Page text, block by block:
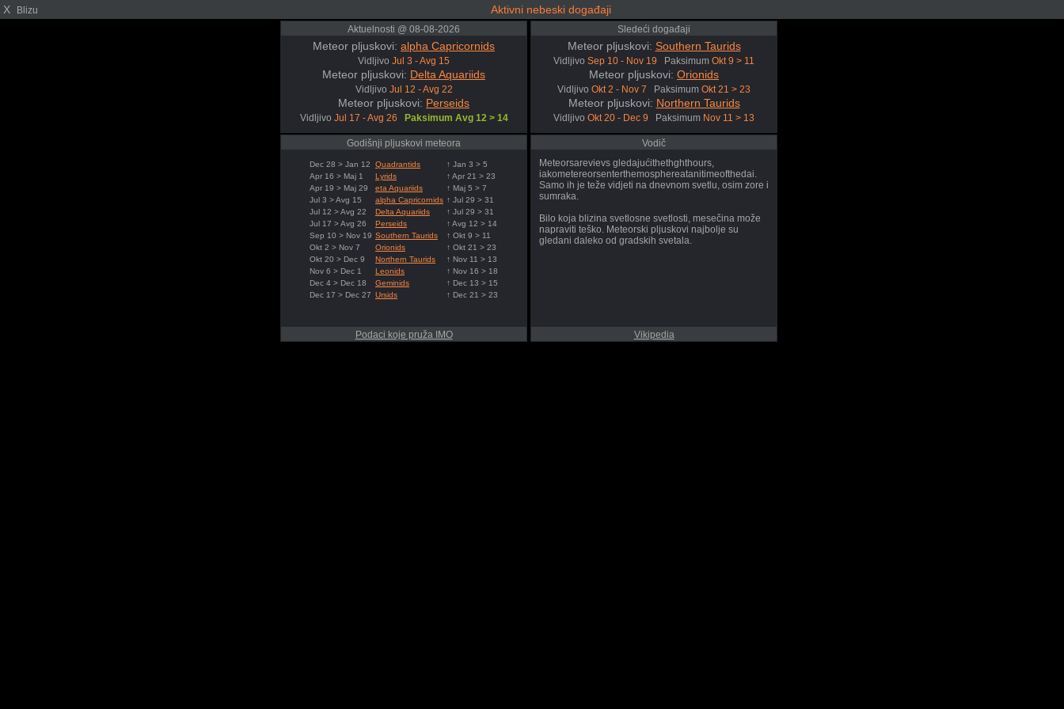
X Blizu Aktivni nebeski događaji
Aktuelnosti @ 08-08-2026
Meteor pljuskovi: alpha Capricornids
Vidljivo Jul 3 - Avg 15
Meteor pljuskovi: Delta Aquariids
Vidljivo Jul 12 - Avg 22
Meteor pljuskovi: Perseids
Vidljivo Jul 17 - Avg 26 Paksimum Avg 12 > 14
Sledeći događaji
Meteor pljuskovi: Southern Taurids
Vidljivo Sep 10 - Nov 19 Paksimum Okt 9 > 11
Meteor pljuskovi: Orionids
Vidljivo Okt 2 - Nov 7 Paksimum Okt 21 > 23
Meteor pljuskovi: Northern Taurids
Vidljivo Okt 20 - Dec 9 Paksimum Nov 11 > 13
Godišnji pljuskovi meteora
Dec 28 > Jan 12 Quadrantids
↑ Jan 3 > 5
Apr 16 > Maj 1
Lyrids
↑ Apr 21 > 23
Apr 19 > Maj 29
eta Aquariids
↑ Maj 5 > 7
Jul 3 > Avg 15
alpha Capricornids ↑ Jul 29 > 31
Jul 12 > Avg 22
Delta Aquariids
↑ Jul 29 > 31
Jul 17 > Avg 26
Perseids
↑ Avg 12 > 14
Sep 10 > Nov 19 Southern Taurids
↑ Okt 9 > 11
Okt 2 > Nov 7
Orionids
↑ Okt 21 > 23
Okt 20 > Dec 9
Northern Taurids
↑ Nov 11 > 13
Nov 6 > Dec 1
Leonids
↑ Nov 16 > 18
Dec 4 > Dec 18
Geminids
↑ Dec 13 > 15
Dec 17 > Dec 27 Ursids ↑ Dec 21 > 23
Podaci koje pruža IMO
Vodič
Meteorsarevievs gledajućithethghthours,
iakometereorsenterthemosphereatanitimeofthedai.
Samo ih je teže vidjeti na dnevnom svetlu, osim zore i
sumraka.
Bilo koja blizina svetlosne svetlosti, mesečina može
napraviti teško. Meteorski pljuskovi najbolje su
gledani daleko od gradskih svetala.
Vikipedia